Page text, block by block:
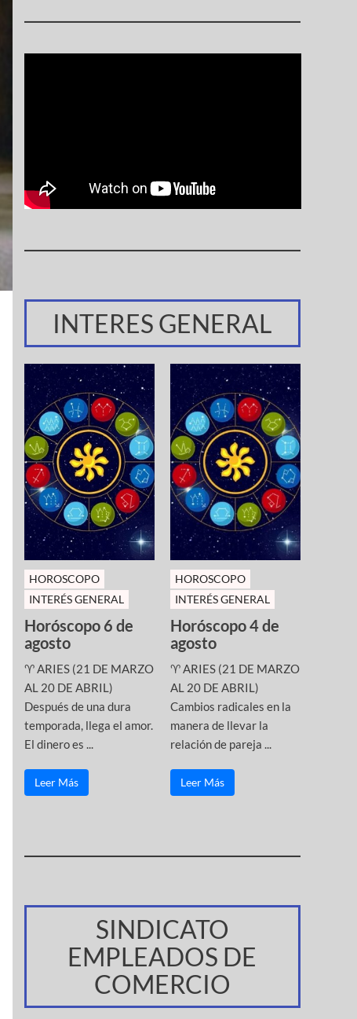
INTERES GENERAL
HOROSCOPO
INTERÉS GENERAL
Horóscopo 6 de
agosto
♈ ARIES (21 DE MARZO
AL 20 DE ABRIL)
Después de una dura
temporada, llega el amor.
El dinero es ...
Leer Más
HOROSCOPO
INTERÉS GENERAL
Horóscopo 4 de
agosto
♈ ARIES (21 DE MARZO
AL 20 DE ABRIL)
Cambios radicales en la
manera de llevar la
relación de pareja ...
Leer Más
SINDICATO
EMPLEADOS DE
COMERCIO